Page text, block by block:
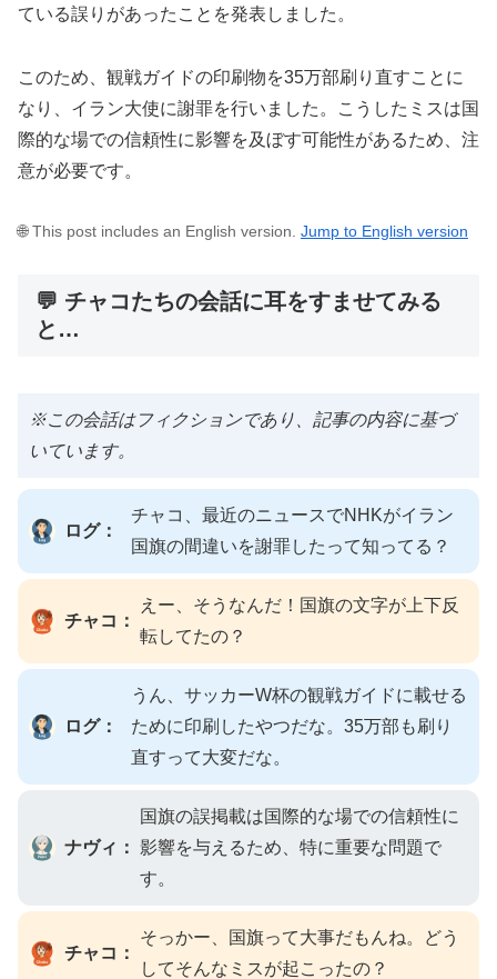
ている誤りがあったことを発表しました。
このため、観戦ガイドの印刷物を35万部刷り直すことに
なり、イラン大使に謝罪を行いました。こうしたミスは国
際的な場での信頼性に影響を及ぼす可能性があるため、注
意が必要です。
🌐 This post includes an English version. Jump to English version
💬 チャコたちの会話に耳をすませてみる
と…
※この会話はフィクションであり、記事の内容に基づ
いています。
ログ：
チャコ、最近のニュースでNHKがイラン
国旗の間違いを謝罪したって知ってる？
チャコ：
えー、そうなんだ！国旗の文字が上下反
転してたの？
ログ：
うん、サッカーW杯の観戦ガイドに載せる
ために印刷したやつだな。35万部も刷り
直すって大変だな。
ナヴィ：
国旗の誤掲載は国際的な場での信頼性に
影響を与えるため、特に重要な問題で
す。
チャコ：
そっかー、国旗って大事だもんね。どう
してそんなミスが起こったの？